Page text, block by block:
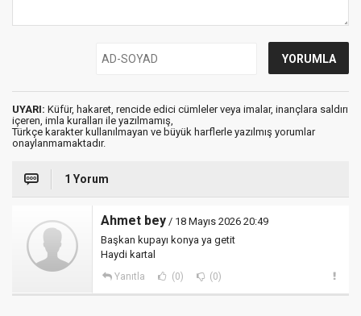
UYARI: Küfür, hakaret, rencide edici cümleler veya imalar, inançlara saldırı
içeren, imla kuralları ile yazılmamış,
Türkçe karakter kullanılmayan ve büyük harflerle yazılmış yorumlar
onaylanmamaktadır.
1 Yorum
Ahmet bey / 18 Mayıs 2026 20:49
Başkan kupayı konya ya getit
Haydi kartal
Yanıtla (0) (0)